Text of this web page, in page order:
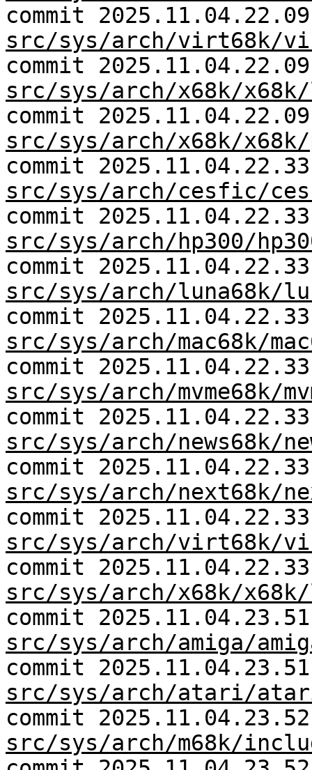
commit
src/sys/arch/virt68k/
commit
src/sys/arch/x68k/
commit
src/sys/arch/x68k/x68k/
commit
src/sys/arch/cesfic/
commit
src/sys/arch/hp300/
commit
src/sys/arch/luna68k/
commit
src/sys/arch/mac68k/
commit
src/sys/arch/mvme68k/
commit
src/sys/arch/news68k/
commit
src/sys/arch/next68k/
commit
src/sys/arch/virt68k/
commit
src/sys/arch/x68k/
commit
src/sys/arch/amiga/
commit
src/sys/arch/atari/
commit
src/sys/arch/m68k/